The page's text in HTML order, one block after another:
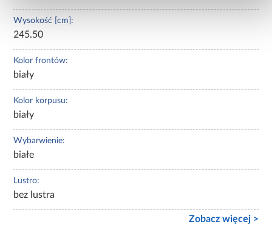
Wysokość [cm]:
245.50
Kolor frontów:
biały
Kolor korpusu:
biały
Wybarwienie:
białe
Lustro:
bez lustra
Zobacz więcej >